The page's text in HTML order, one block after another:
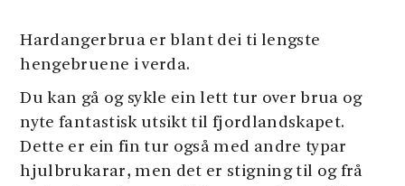
Hardangerbrua er blant dei ti lengste
hengebruene i verda.
Du kan gå og sykle ein lett tur over brua og
nyte fantastisk utsikt til fjordlandskapet.
Dette er ein fin tur også med andre typar
hjulbrukarar, men det er stigning til og frå